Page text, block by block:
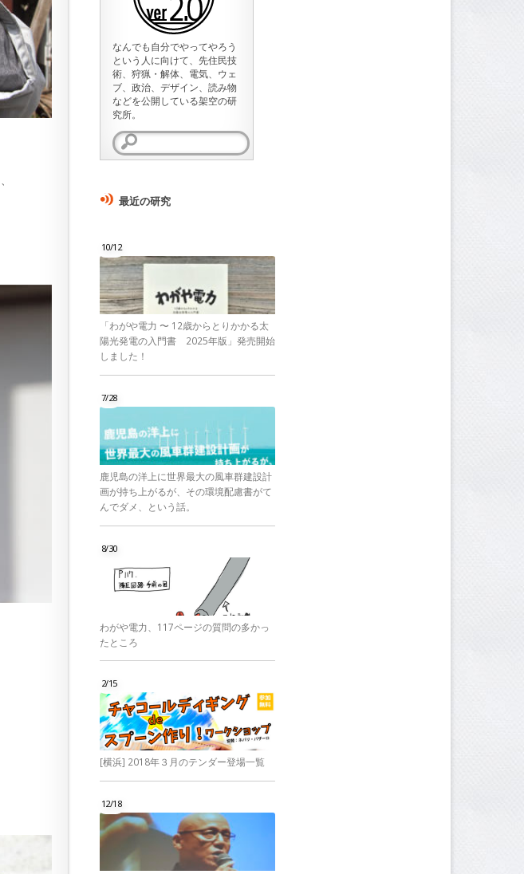
なんでも自分でやってやろう
という人に向けて、先住民技
術、狩猟・解体、電気、ウェ
ブ、政治、デザイン、読み物
などを公開している架空の研
究所。
検
索:
最近の研究
10/12
「わがや電力 〜 12歳からとりかかる太
陽光発電の入門書 2025年版」発売開始
しました！
7/28
鹿児島の洋上に世界最大の風車群建設計
画が持ち上がるが、その環境配慮書がて
んでダメ、という話。
8/30
わがや電力、117ページの質問の多かっ
たところ
2/15
[横浜] 2018年３月のテンダー登場一覧
12/18